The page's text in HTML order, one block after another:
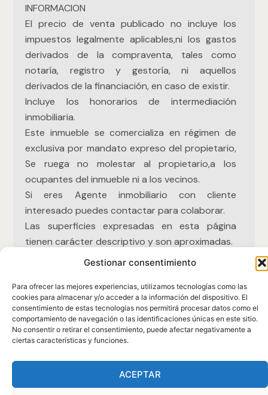
Gestionar consentimiento
Para ofrecer las mejores experiencias, utilizamos tecnologías como las
cookies para almacenar y/o acceder a la información del dispositivo. El
consentimiento de estas tecnologías nos permitirá procesar datos como
el comportamiento de navegación o las identificaciones únicas en este
sitio. No consentir o retirar el consentimiento, puede afectar
negativamente a ciertas características y funciones.
ACEPTAR
DENEGAR
VER PREFERENCIAS
Política de cookiesPolítica de privacidad
INFORMACION
El precio de venta publicado no incluye los
impuestos legalmente aplicables,ni los gastos
derivados de la compraventa, tales como
notaría, registro y gestoría, ni aquellos
derivados de la financiación, en caso de existir.
Incluye los honorarios de intermediación
inmobiliaria.
Este inmueble se comercializa en régimen de
exclusiva por mandato expreso del propietario,
Se ruega no molestar al propietario,a los
ocupantes del inmueble ni a los vecinos.
Si eres Agente inmobiliario con cliente
interesado puedes contactar para colaborar.
Las superficies expresadas en esta página
tienen carácter descriptivo y son aproximadas.
Consulta por nuestro departamento financiero.
Translate »